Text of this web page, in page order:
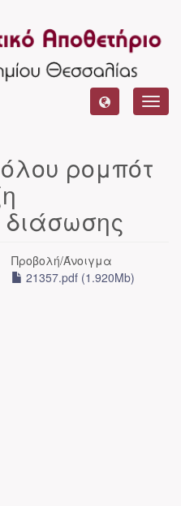
ρομπότ
Προβολή/Άνοιγμα
21357.pdf (1.920Mb)